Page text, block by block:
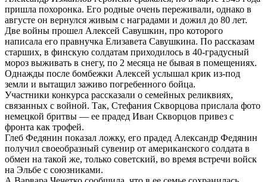
пришла похоронка. Его родные очень переживали, однако в
августе он вернулся живым с наградами и дожил до 80 лет.
Две войны прошел Алексей Савушкин, про которого
написала его правнучка Елизавета Савушкина. По рассказам
старших, в финскую солдатам приходилось в 40-градусный
мороз выживать в снегу, по 2 месяца не бывая в помещениях.
Однажды после бомбежки Алексей услышал крик из-под
земли и вытащил заживо погребенного бойца.
Участники конкурса рассказали о семейных реликвиях,
связанных с войной. Так, Стефания Скворцова прислала фото
немецкой бритвы — ее прадед Иван Скворцов привез с
фронта как трофей.
Глеб Федянин показал ложку, его прадед Александр Федянин
получил своеобразный сувенир от американского солдата в
обмен на такой же, только советский, во время встречи войск
на Эльбе с союзниками.